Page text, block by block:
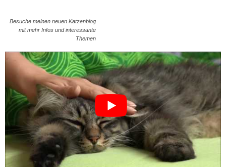
Besuche meinen neuen Katzenblog
mit mehr Infos und interessante
Themen